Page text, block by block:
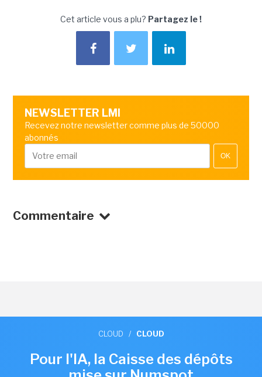
Cet article vous a plu? Partagez le !
NEWSLETTER LMI
Recevez notre newsletter comme plus de 50000
abonnés
OK
Commentaire
CLOUD / CLOUD
Pour l'IA, la Caisse des dépôts